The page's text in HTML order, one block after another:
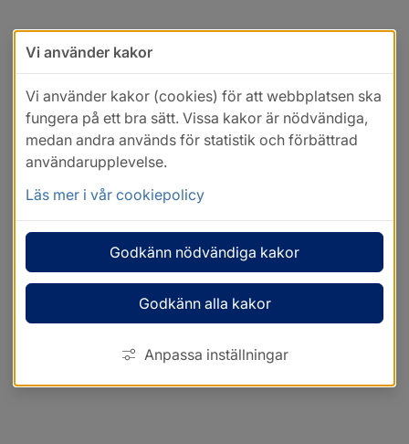
Vi använder kakor
Vi använder kakor (cookies) för att webbplatsen ska
fungera på ett bra sätt. Vissa kakor är nödvändiga,
medan andra används för statistik och förbättrad
användarupplevelse.
Läs mer i vår cookiepolicy
Godkänn nödvändiga kakor
Godkänn alla kakor
Anpassa inställningar